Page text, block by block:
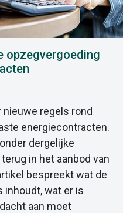
opzegvergoeding
nieuwe regels rond
energiecontracten.
dergelijke
in het aanbod van
bespreekt wat de
inhoudt, wat er is
aan moet